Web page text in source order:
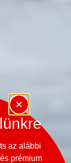
az alábbi
prémium